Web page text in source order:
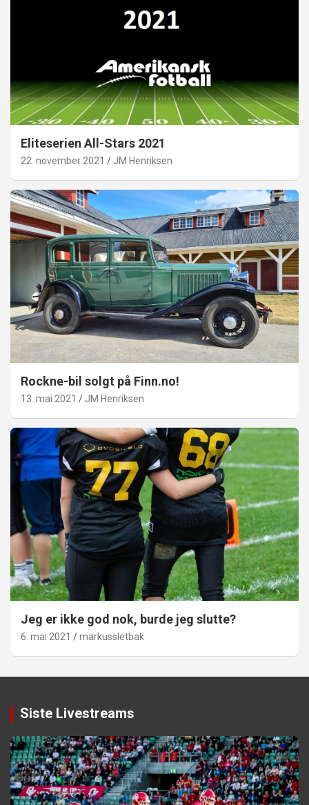
Eliteserien All-Stars 2021
22. november 2021 JM Henriksen
Rockne-bil solgt på Finn.no!
13. mai 2021 JM Henriksen
Jeg er ikke god nok, burde jeg slutte?
6. mai 2021 markussletbak
Siste Livestreams